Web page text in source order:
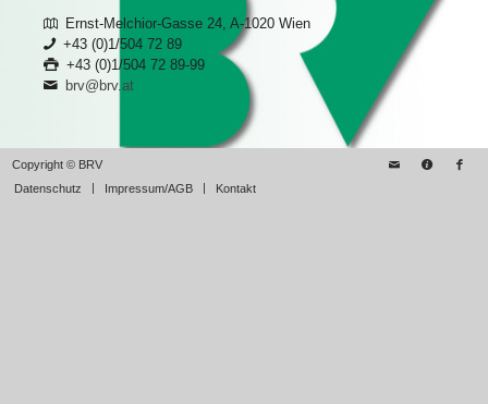
Ernst-Melchior-Gasse 24, A-1020 Wien
+43 (0)1/504 72 89
+43 (0)1/504 72 89-99
brv@brv.at
Copyright © BRV
Datenschutz
Impressum/AGB Kontakt